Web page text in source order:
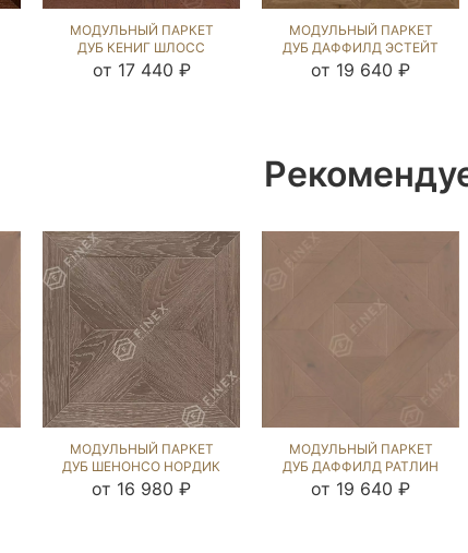
МОДУЛЬНЫЙ ПАРКЕТ
ДУБ КЕНИГ ШЛОСС
ЧЁРНЫЙ ОРЕХ (BRUSHED)
от 17 440 ₽
МОДУЛЬНЫЙ ПАРКЕТ
ДУБ ДАФФИЛД ЭСТЕЙТ
NEW (BRUSHED) 124845
от 19 640 ₽
МОДУЛЬНЫЙ ПАРКЕТ
ДУБ ШЕНОНСО НОРДИК
NEW (BRUSHED) 121360
от 16 980 ₽
МОДУЛЬНЫЙ ПАРКЕТ
ДУБ ДАФФИЛД РАТЛИН
(BRUSHED) 121766
от 19 640 ₽